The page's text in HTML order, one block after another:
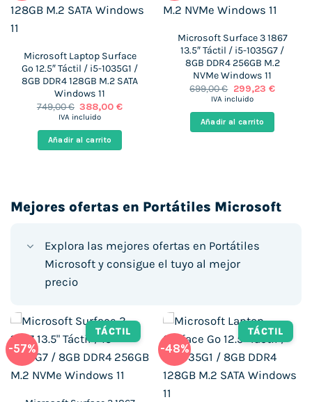
Microsoft Laptop Surface
Go 12.5″ Táctil / i5-1035G1 /
8GB DDR4 128GB M.2 SATA
Windows 11
749,00€ El
precio
era:
749,00 €.
388,00€El
IVA incluido
Añadir al carrito
Microsoft Surface 3 1867
13.5″ Táctil / i5-1035G7 /
8GB DDR4 256GB M.2
NVMe Windows 11
699,00€ El
precio
era:
699,00 €.
299,23 €El
es:
IVA incluido
Añadir al carrito
Mejores ofertas en Portátiles Microsoft
Explora las mejores ofertas en Portátiles
Microsoft y consigue el tuyo al mejor
precio
-57%
TÁCTIL
-48%
TÁCTIL